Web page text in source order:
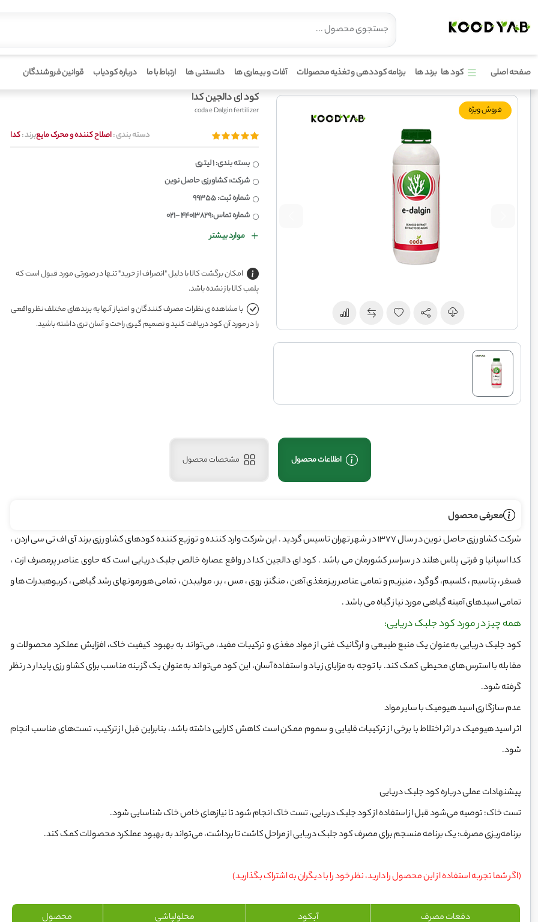
صفحه اصلی کود ها برند ها برنامه کوددهی و تغذیه محصولات آفات و بیماری ها دانستنی ها ارتباط با ما درباره کودیاب قوانین فروشندگان
فروش ویژه
کود ای دالجین کدا
coda e Dalgin fertilizer
دسته بندی :اصلاح کننده و محرک مایعبرند :کدا
بسته بندی: 1 لیتری
شرکت: کشاورزی حاصل نوین
شماره ثبت: 99355
شماره تماس:44013829 -021
موارد بیشتر
امکان برگشت کالا با دلیل "انصراف از خرید" تنها در صورتی مورد قبول است که
پلمب کالا باز نشده باشد.
با مشاهده ی نظرات مصرف کنندگان و امتیاز آنها به برندهای مختلف نظر واقعی
را در مورد آن کود دریافت کنید و تصمیم گیری راحت و آسان تری داشته باشید.
اطلاعات محصول مشخصات محصول
معرفی محصول
شرکت کشاورزی حاصل نوین در سال 1377 در شهر تهران تاسیس گردید . این شرکت وارد کننده و توزیع کننده کودهای کشاورزی برند آی اف تی سی اردن ،
کدا اسپانیا و فرتی پلاس هلند در سراسر کشورمان می باشد . کود ای دالجین کدا در واقع عصاره خالص جلبک دریایی است که حاوی عناصر پرمصرف ازت ،
فسفر ، پتاسیم ، كلسیم، گوگرد ، منیزیم و تمامی عناصر ریزمغذی آهن ، منگنز، روی ، مس ، بر ، مولیبدن ، تمامی هورمونهای رشد گیاهی ، كربوهیدرات ها و
تمامی اسیدهای آمینه گیاهی مورد نیاز گیاه می باشد .
همه چیز در مورد کود جلبک دریایی:
کود جلبک دریایی به‌عنوان یک منبع طبیعی و ارگانیک غنی از مواد مغذی و ترکیبات مفید، می‌تواند به بهبود کیفیت خاک، افزایش عملکرد محصولات و
مقابله با استرس‌های محیطی کمک کند. با توجه به مزایای زیاد و استفاده آسان، این کود می‌تواند به‌عنوان یک گزینه مناسب برای کشاورزی پایدار در نظر
گرفته شود.
عدم سازگاری اسید هیومیک با سایر مواد
اثر اسید هیومیک در اثر اختلاط با برخی از ترکیبات قلیایی و سموم ممکن است کاهش کارایی داشته باشد، بنابراین قبل از ترکیب، تست‌های مناسب انجام
شود.
پیشنهادات عملی درباره کود جلبک دریایی
تست خاک: توصیه می‌شود قبل از استفاده از کود جلبک دریایی، تست خاک انجام شود تا نیازهای خاص خاک شناسایی شود.
برنامه‌ریزی مصرف: یک برنامه منسجم برای مصرف کود جلبک دریایی از مراحل کاشت تا برداشت، می‌تواند به بهبود عملکرد محصولات کمک کند.
(اگر شما تجربه استفاده از این محصول را دارید، نظر خود را با دیگران به اشتراک بگذارید)
محصول محلولپاشی آبکود دفعات مصرف